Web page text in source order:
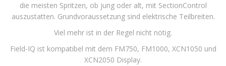
die meisten Spritzen, ob jung oder alt, mit SectionControl
auszustatten. Grundvoraussetzung sind elektrische Teilbreiten.
Viel mehr ist in der Regel nicht nötig.
Field-IQ ist kompatibel mit dem FM750, FM1000, XCN1050 und
XCN2050 Display.